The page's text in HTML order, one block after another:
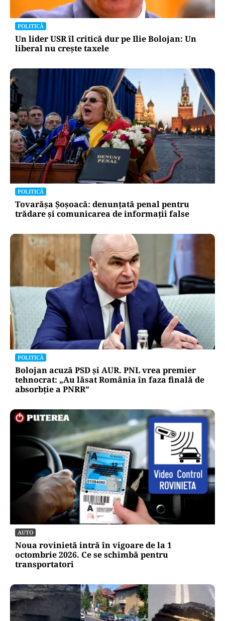
POLITICĂ
Un lider USR îl critică dur pe Ilie Bolojan: Un
liberal nu crește taxele
POLITICĂ
Tovarășa Șoșoacă: denunțată penal pentru
trădare și comunicarea de informații false
POLITICĂ
Bolojan acuză PSD și AUR. PNL vrea premier
tehnocrat: „Au lăsat România în faza finală de
absorbţie a PNRR”
AUTO
Noua rovinietă intră în vigoare de la 1
octombrie 2026. Ce se schimbă pentru
transportatori